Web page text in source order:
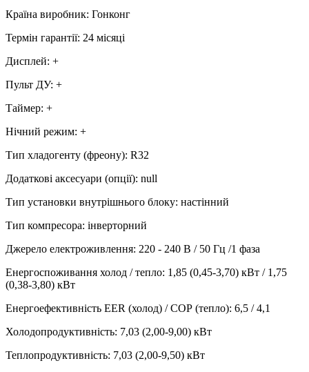
Країна виробник: Гонконг
Термін гарантії: 24 місяці
Дисплей: +
Пульт ДУ: +
Таймер: +
Нічний режим: +
Тип хладогенту (фреону): R32
Додаткові аксесуари (опції): null
Тип установки внутрішнього блоку: настінний
Тип компресора: інверторний
Джерело електроживлення: 220 - 240 В / 50 Гц /1 фаза
Енергоспоживання холод / тепло: 1,85 (0,45-3,70) кВт / 1,75
(0,38-3,80) кВт
Енергоефективність EER (холод) / СОР (тепло): 6,5 / 4,1
Холодопродуктивність: 7,03 (2,00-9,00) кВт
Теплопродуктивність: 7,03 (2,00-9,50) кВт